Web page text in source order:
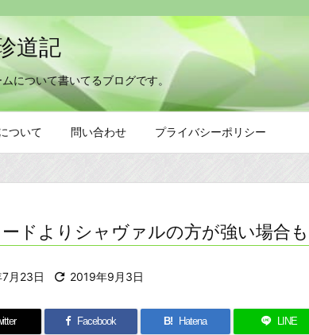
道記
について書いてるブログです。
ついて 問い合わせ プライバシーポリシー
ドよりシャヴァルの方が強い場合
月23日  2019年9月3日
Facebook B! Hatena LINE